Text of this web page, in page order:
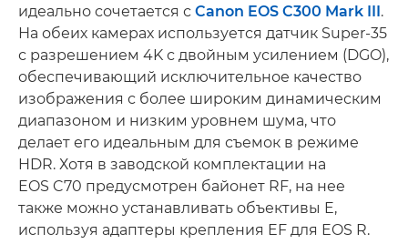
идеально сочетается с Canon EOS C300 Mark III .
На обеих камерах используется датчик Super-35
с разрешением 4K с двойным усилением (DGO),
обеспечивающий исключительное качество
изображения с более широким динамическим
диапазоном и низким уровнем шума, что
делает его идеальным для съемок в режиме
HDR. Хотя в заводской комплектации на
EOS C70 предусмотрен байонет RF, на нее
также можно устанавливать объективы E,
используя адаптеры крепления EF для EOS R.